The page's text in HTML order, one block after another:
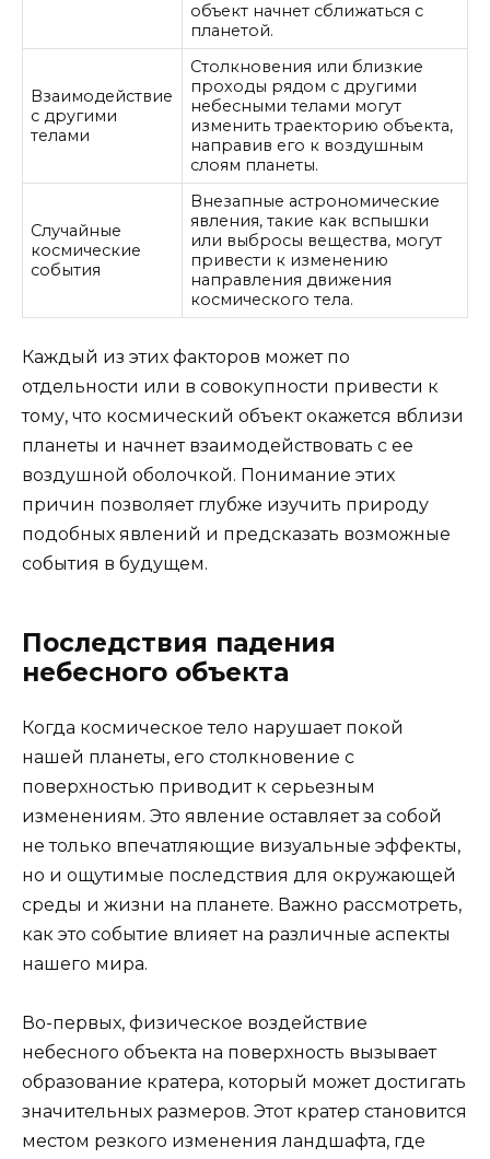
объект начнет сближаться с
планетой.
Взаимодействие
с другими
телами
Столкновения или близкие
проходы рядом с другими
небесными телами могут
изменить траекторию объекта,
направив его к воздушным
слоям планеты.
Случайные
космические
события
Внезапные астрономические
явления, такие как вспышки
или выбросы вещества, могут
привести к изменению
направления движения
космического тела.
Каждый из этих факторов может по
отдельности или в совокупности привести к
тому, что космический объект окажется вблизи
планеты и начнет взаимодействовать с ее
воздушной оболочкой. Понимание этих
причин позволяет глубже изучить природу
подобных явлений и предсказать возможные
события в будущем.
Последствия падения
небесного объекта
Когда космическое тело нарушает покой
нашей планеты, его столкновение с
поверхностью приводит к серьезным
изменениям. Это явление оставляет за собой
не только впечатляющие визуальные эффекты,
но и ощутимые последствия для окружающей
среды и жизни на планете. Важно рассмотреть,
как это событие влияет на различные аспекты
нашего мира.
Во-первых, физическое воздействие
небесного объекта на поверхность вызывает
образование кратера, который может достигать
значительных размеров. Этот кратер становится
местом резкого изменения ландшафта, где